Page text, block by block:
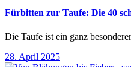
Fürbitten zur Taufe: Die 40
Die Taufe ist ein ganz
28. April 2025